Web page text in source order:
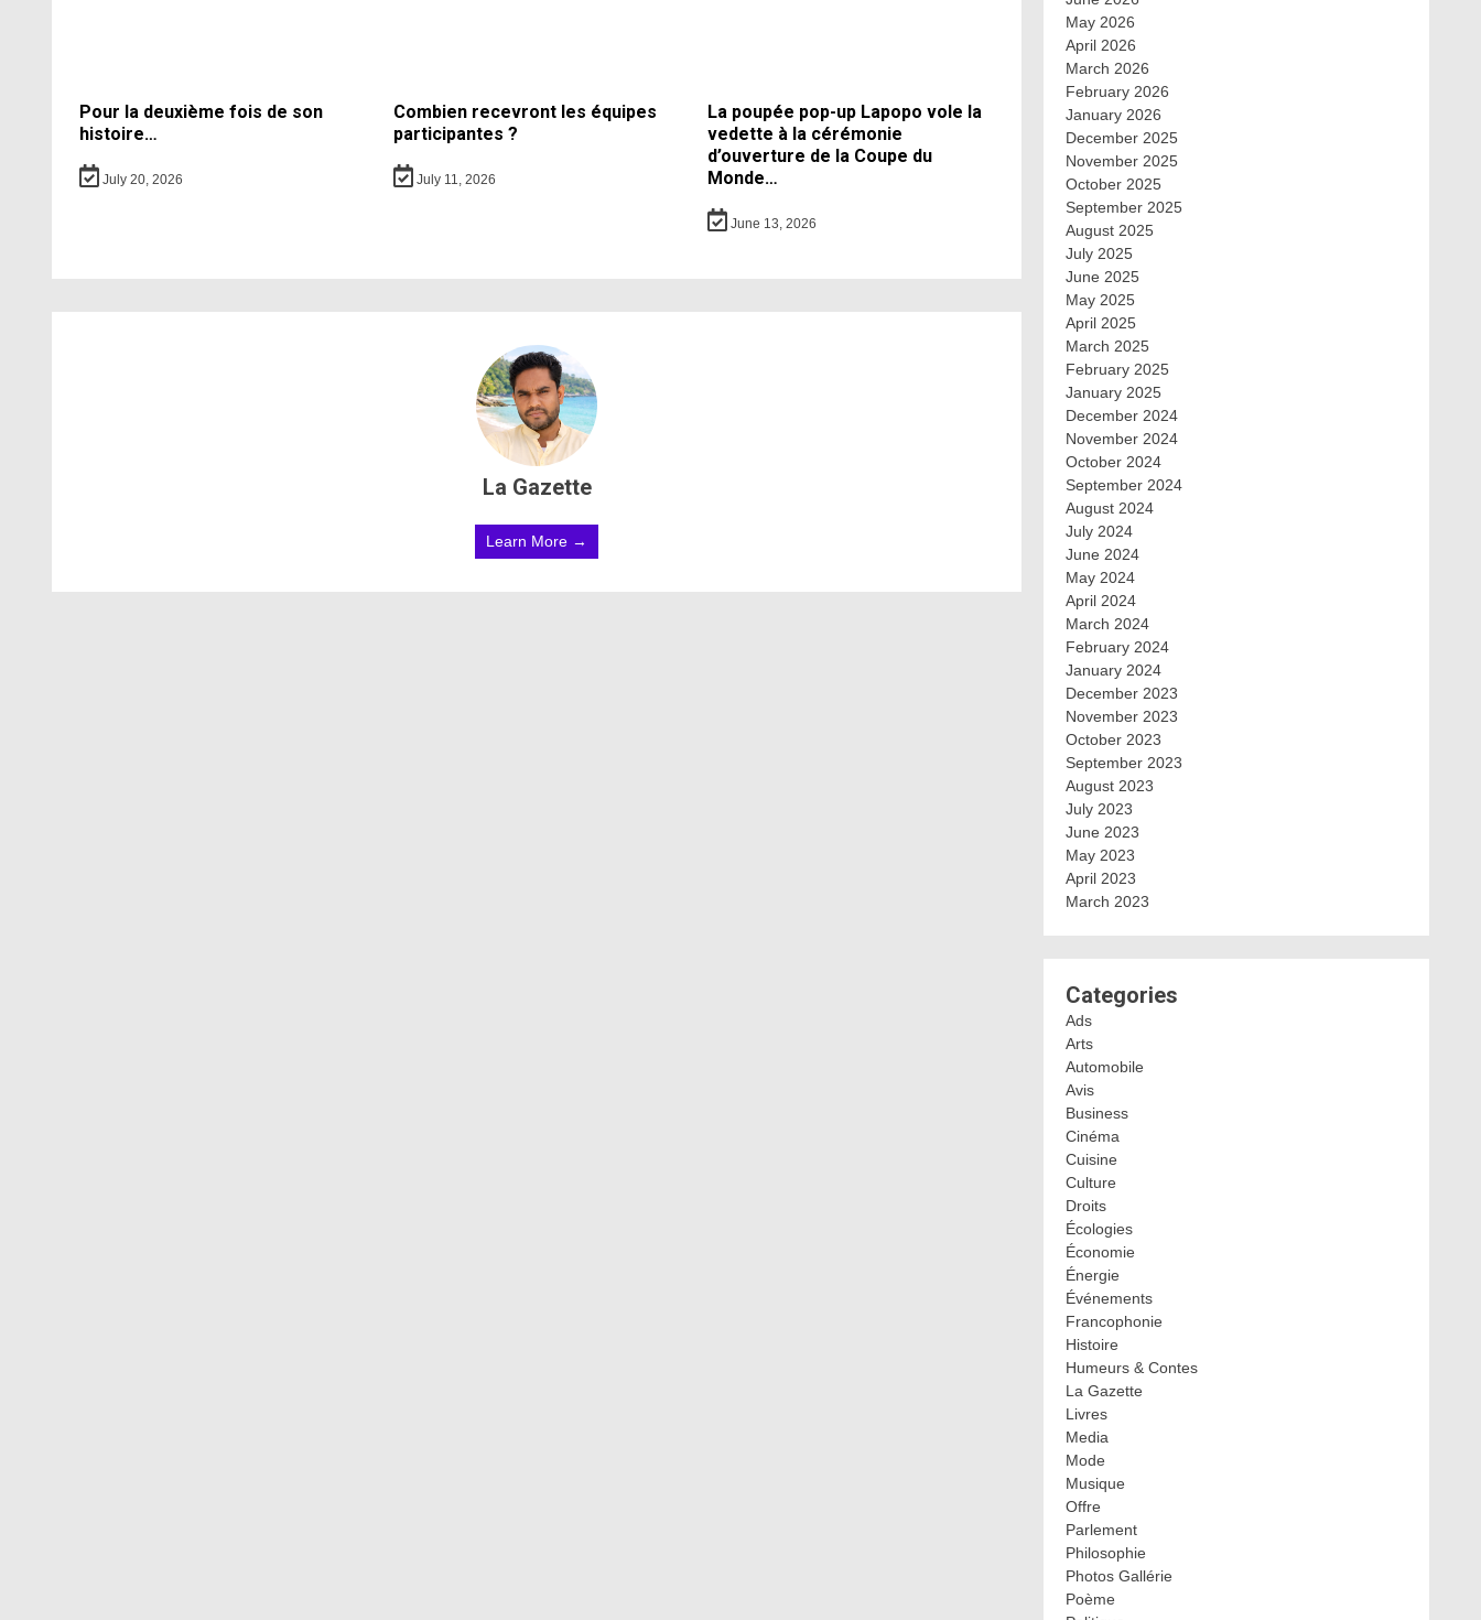
Pour la deuxième fois de son
histoire…
July 20, 2026
Combien recevront les équipes
participantes ?
July 11, 2026
La poupée pop-up Lapopo vole la
vedette à la cérémonie
d’ouverture de la Coupe du
Monde…
June 13, 2026
La Gazette
Learn More →
May 2026
April 2026
March 2026
February 2026
January 2026
December 2025
November 2025
October 2025
September 2025
August 2025
July 2025
June 2025
May 2025
April 2025
March 2025
February 2025
January 2025
December 2024
November 2024
October 2024
September 2024
August 2024
July 2024
June 2024
May 2024
April 2024
March 2024
February 2024
January 2024
December 2023
November 2023
October 2023
September 2023
August 2023
July 2023
June 2023
May 2023
April 2023
March 2023
Categories
Ads
Arts
Automobile
Avis
Business
Cinéma
Cuisine
Culture
Droits
Écologies
Économie
Énergie
Événements
Francophonie
Histoire
Humeurs & Contes
La Gazette
Livres
Media
Mode
Musique
Offre
Parlement
Philosophie
Photos Gallérie
Poème